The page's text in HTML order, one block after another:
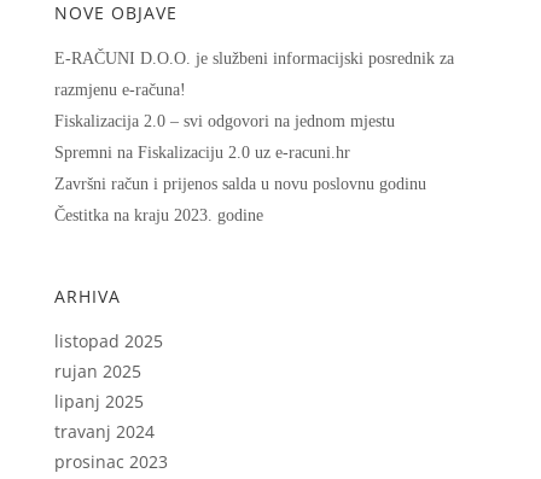
NOVE OBJAVE
E-RAČUNI D.O.O. je službeni informacijski posrednik za
razmjenu e-računa!
Fiskalizacija 2.0 – svi odgovori na jednom mjestu
Spremni na Fiskalizaciju 2.0 uz e-racuni.hr
Završni račun i prijenos salda u novu poslovnu godinu
Čestitka na kraju 2023. godine
ARHIVA
listopad 2025
rujan 2025
lipanj 2025
travanj 2024
prosinac 2023